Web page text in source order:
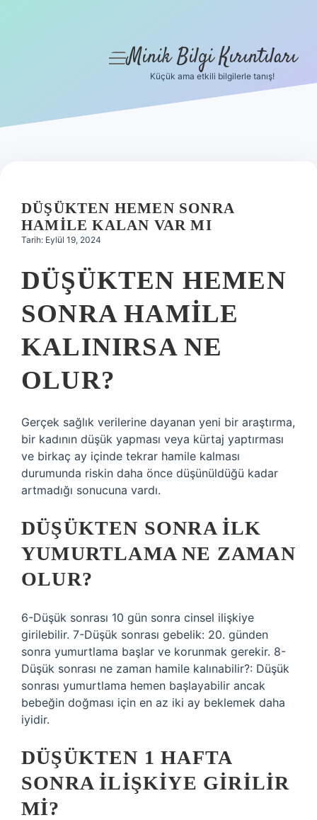
Hakkımızda
menüyü
Minik Bilgi Kırıntıları
Küçük ama etkili bilgilerle tanış!
DÜŞÜKTEN HEMEN SONRA
HAMILE KALAN VAR MI
Tarih: Eylül 19, 2024
DÜŞÜKTEN HEMEN
SONRA HAMILE
KALINIRSA NE
OLUR?
Gerçek sağlık verilerine dayanan yeni bir araştırma,
bir kadının düşük yapması veya kürtaj yaptırması
ve birkaç ay içinde tekrar hamile kalması
durumunda riskin daha önce düşünüldüğü kadar
artmadığı sonucuna vardı.
DÜŞÜKTEN SONRA ILK
YUMURTLAMA NE ZAMAN
OLUR?
6-Düşük sonrası 10 gün sonra cinsel ilişkiye
girilebilir. 7-Düşük sonrası gebelik: 20. günden
sonra yumurtlama başlar ve korunmak gerekir. 8-
Düşük sonrası ne zaman hamile kalınabilir?: Düşük
sonrası yumurtlama hemen başlayabilir ancak
bebeğin doğması için en az iki ay beklemek daha
iyidir.
DÜŞÜKTEN 1 HAFTA
SONRA ILIŞKIYE GIRILIR
MI?